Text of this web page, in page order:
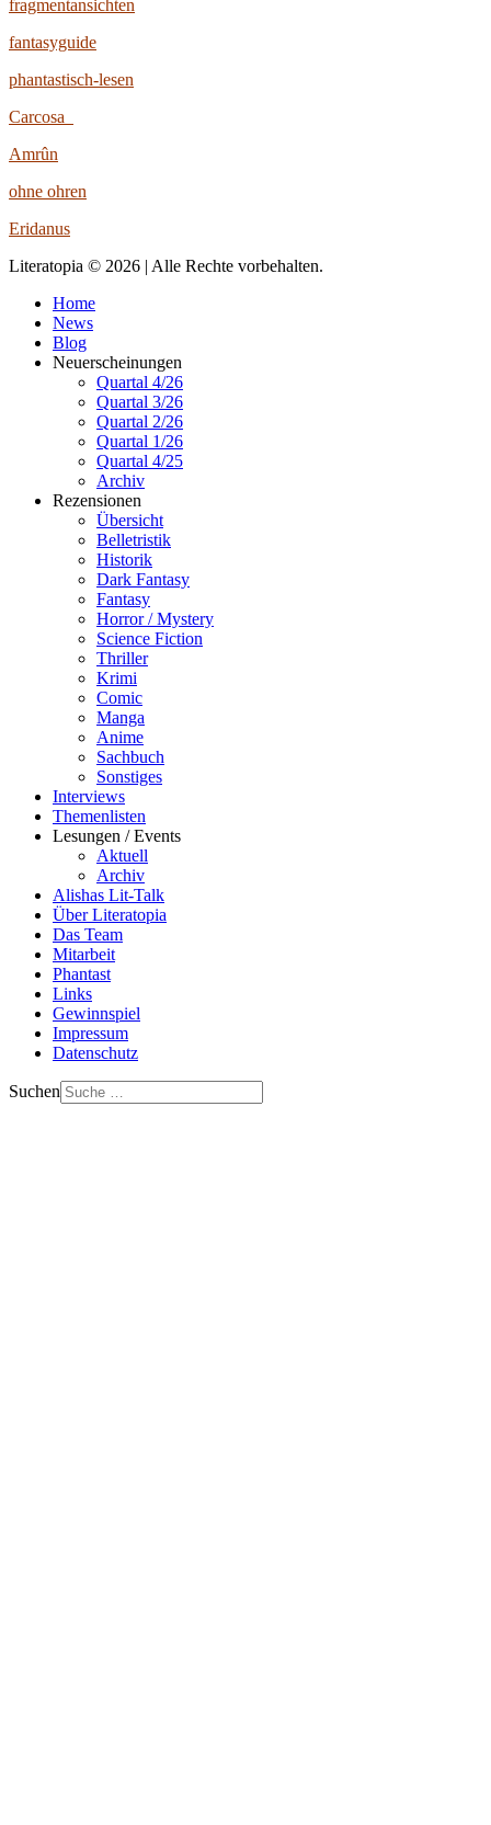
fragmentansichten
fantasyguide
phantastisch-lesen
Carcosa
Amrûn
ohne ohren
Eridanus
Literatopia © 2026 | Alle Rechte vorbehalten.
Home
News
Blog
Neuerscheinungen
Quartal 4/26
Quartal 3/26
Quartal 2/26
Quartal 1/26
Quartal 4/25
Archiv
Rezensionen
Übersicht
Belletristik
Historik
Dark Fantasy
Fantasy
Horror / Mystery
Science Fiction
Thriller
Krimi
Comic
Manga
Anime
Sachbuch
Sonstiges
Interviews
Themenlisten
Lesungen / Events
Aktuell
Archiv
Alishas Lit-Talk
Über Literatopia
Das Team
Mitarbeit
Phantast
Links
Gewinnspiel
Impressum
Datenschutz
Suchen